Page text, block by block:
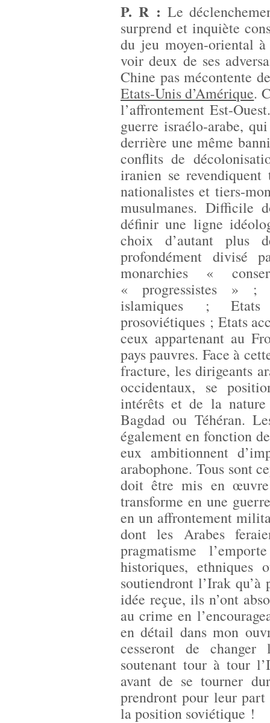
P. R : Le
surprend et inquiète
du jeu moyen-oriental
voir deux de ses
Chine pas mécontente
Etats-Unis d’Amérique.
l’affrontement Est-
guerre israélo-arabe,
derrière une même
conflits de
iranien se
nationalistes et tiers-
musulmanes. Difficile
définir une ligne
choix d’autant plus
profondément divisé
monarchies «
« progressistes » ;
islamiques ; Etats
prosoviétiques ; Etats
ceux appartenant au
pays pauvres. Face à
fracture, les dirigeants
occidentaux, se
intérêts et de la
Bagdad ou Téhéran.
également en fonction
eux ambitionnent
arabophone. Tous sont
doit être mis en
transforme en une
en un affrontement
dont les Arabes
pragmatisme
historiques, ethniques
soutiendront l’Irak
idée reçue, ils n’ont
au crime en
en détail dans mon
cesseront de
soutenant tour à tour
avant de se tourner
prendront pour leur
la position soviétique !